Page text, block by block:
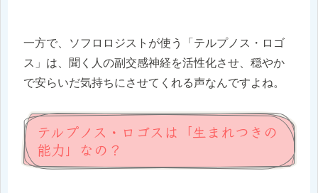
一方で、ソフロロジストが使う「テルプノス・ロゴ
ス」は、聞く人の副交感神経を活性化させ、穏やか
で安らいだ気持ちにさせてくれる声なんですよね。
テルプノス・ロゴスは「生まれつきの
能力」なの？